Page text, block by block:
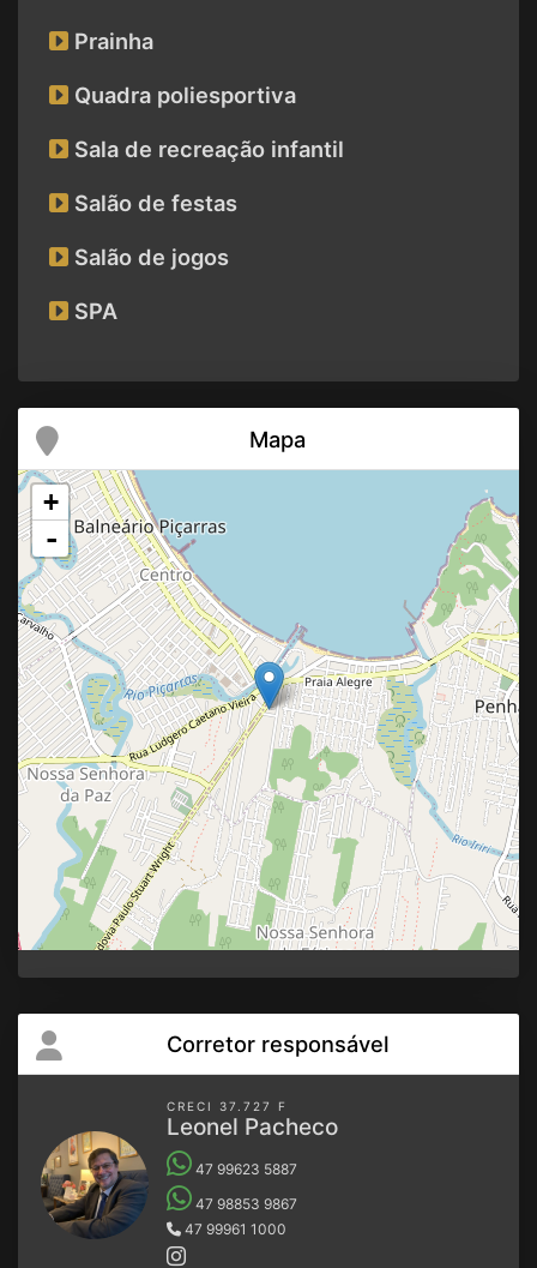
Prainha
Quadra poliesportiva
Sala de recreação infantil
Salão de festas
Salão de jogos
SPA
Mapa
+
-
Corretor responsável
CRECI 37.727 F
Leonel Pacheco
47 99623 5887
47 98853 9867
47 99961 1000